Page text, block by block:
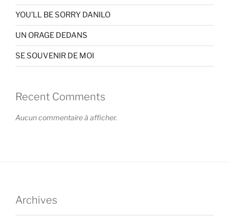
YOU’LL BE SORRY DANILO
UN ORAGE DEDANS
SE SOUVENIR DE MOI
Recent Comments
Aucun commentaire à afficher.
Archives